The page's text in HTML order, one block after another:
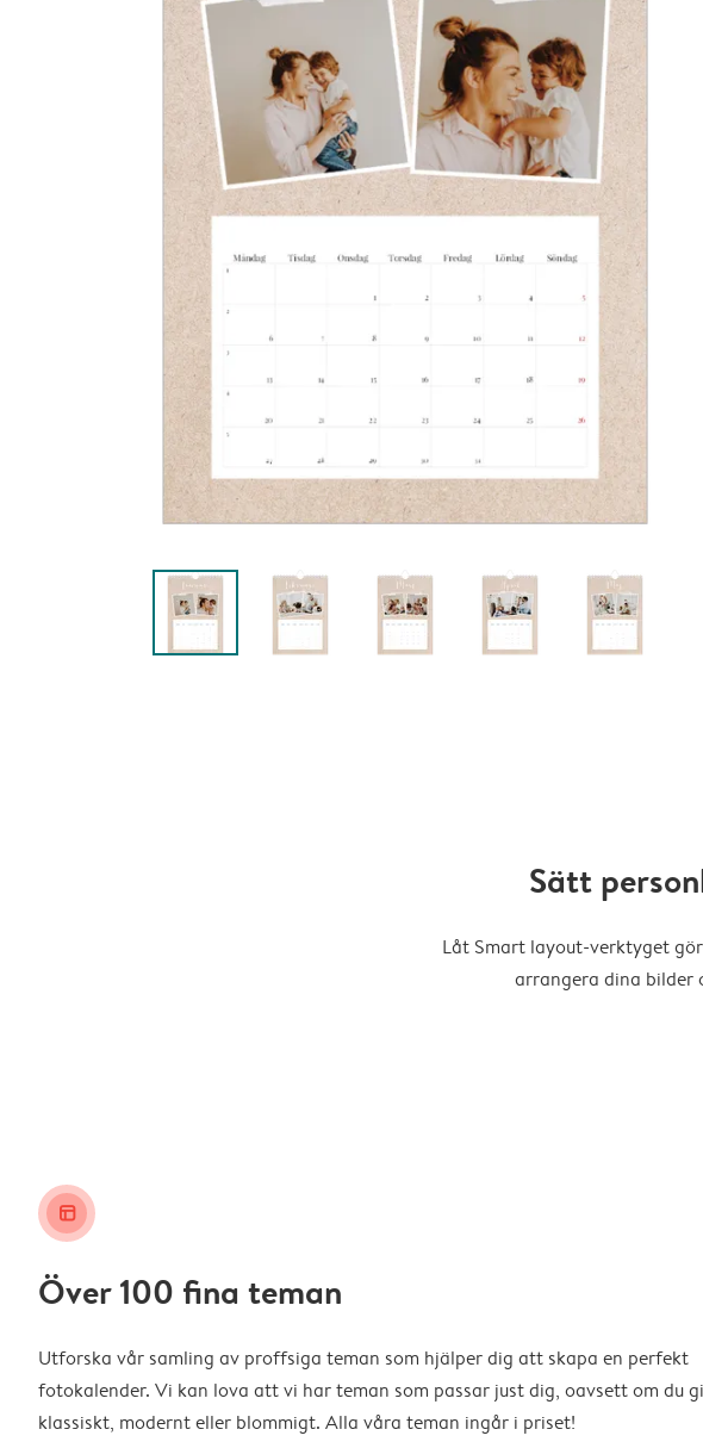
Sätt
Låt Smart layout-verktyget
arrangera dina bilder
layout_alt
Över 100 fina teman
Utforska vår samling av proffsiga teman som hjälper dig att skapa en perfekt
fotokalender. Vi kan lova att vi har teman som passar just dig, oavsett om du
klassiskt, modernt eller blommigt. Alla våra teman ingår i priset!